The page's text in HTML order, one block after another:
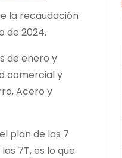
la recaudación
de 2024.
de enero y
comercial y
Acero y
plan de las 7
7T, es lo que